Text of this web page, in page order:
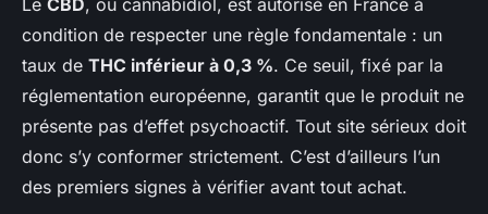
Le CBD, ou cannabidiol, est autorisé en France à
condition de respecter une règle fondamentale : un
taux de THC inférieur à 0,3 %. Ce seuil, fixé par la
réglementation européenne, garantit que le produit ne
présente pas d’effet psychoactif. Tout site sérieux doit
donc s’y conformer strictement. C’est d’ailleurs l’un
des premiers signes à vérifier avant tout achat.